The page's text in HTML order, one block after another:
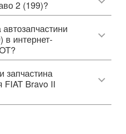
2 (199)?
автозапчастини
в интернет-
запчастина
FIAT Bravo II